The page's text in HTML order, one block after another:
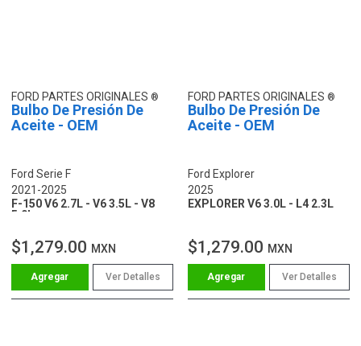
FORD PARTES ORIGINALES
Bulbo De Presión De
Aceite - OEM
Ford Serie F
2021-2025
F-150 V6 2.7L - V6 3.5L - V8
5.0L
$1,279.00 MXN
Ver Detalles
FORD PARTES ORIGINALES
Bulbo De Presión De
Aceite - OEM
Ford Explorer
2025
EXPLORER V6 3.0L - L4 2.3L
$1,279.00 MXN
Ver Detalles